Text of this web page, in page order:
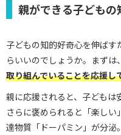
親ができる子ども
子どもの知的好奇心を伸ば
らいいのでしょうか。まずは、
取り組んでいることを応援し
親に応援されると、子どもは
さらに褒められると「楽し
達物質「ドーパミン」が分泌